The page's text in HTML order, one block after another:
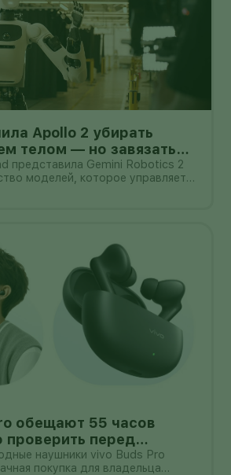
Apollo 2 убирать
телом — но завязать
лишь в 44% попыток
представила Gemini Robotics 2
моделей, которое управляет
обещают 55 часов
проверить перед
наушники vivo Buds Pro
покупка для владельца